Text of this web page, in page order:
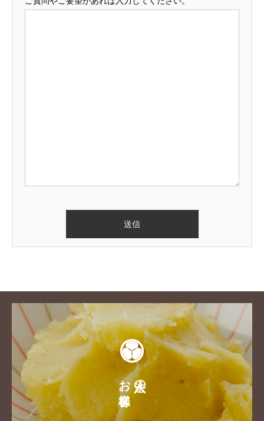
法人の
お客様